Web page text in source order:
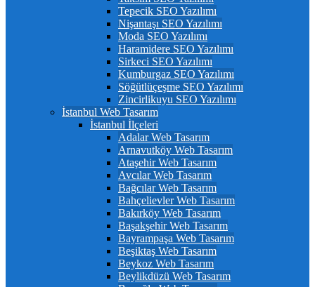
Tepecik SEO Yazılımı
Nişantaşı SEO Yazılımı
Moda SEO Yazılımı
Haramidere SEO Yazılımı
Sirkeci SEO Yazılımı
Kumburgaz SEO Yazılımı
Söğütlüçeşme SEO Yazılımı
Zincirlikuyu SEO Yazılımı
İstanbul Web Tasarım
İstanbul İlçeleri
Adalar Web Tasarım
Arnavutköy Web Tasarım
Ataşehir Web Tasarım
Avcılar Web Tasarım
Bağcılar Web Tasarım
Bahçelievler Web Tasarım
Bakırköy Web Tasarım
Başakşehir Web Tasarım
Bayrampaşa Web Tasarım
Beşiktaş Web Tasarım
Beykoz Web Tasarım
Beylikdüzü Web Tasarım